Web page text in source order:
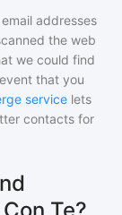
addresses
the web
we could find
that you
service lets
contacts for